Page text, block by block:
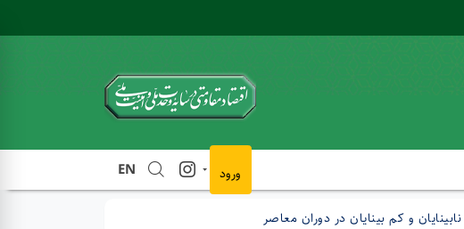
EN ورود
و کم بینایان در دوران معاصر